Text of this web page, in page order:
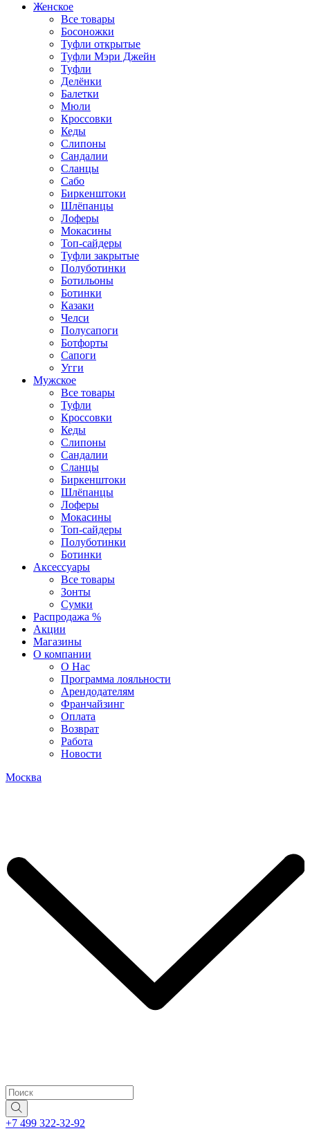
Женское
Все товары
Босоножки
Туфли открытые
Туфли Мэри Джейн
Туфли
Делёнки
Балетки
Мюли
Кроссовки
Кеды
Слипоны
Сандалии
Сланцы
Сабо
Биркенштоки
Шлёпанцы
Лоферы
Мокасины
Топ-сайдеры
Туфли закрытые
Полуботинки
Ботильоны
Ботинки
Казаки
Челси
Полусапоги
Ботфорты
Сапоги
Угги
Мужское
Все товары
Туфли
Кроссовки
Кеды
Слипоны
Сандалии
Сланцы
Биркенштоки
Шлёпанцы
Лоферы
Мокасины
Топ-сайдеры
Полуботинки
Ботинки
Аксессуары
Все товары
Зонты
Сумки
Распродажа %
Акции
Магазины
О компании
О Нас
Программа лояльности
Арендодателям
Франчайзинг
Оплата
Возврат
Работа
Новости
Москва
+7 499 322-32-92